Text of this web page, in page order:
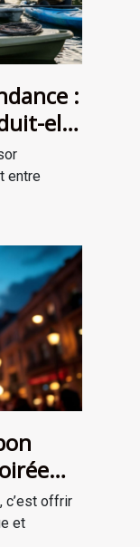
:
elle
?
entre
c’est offrir
et